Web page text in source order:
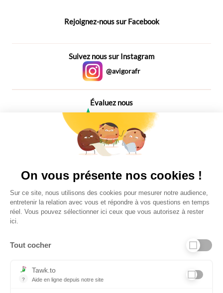
Rejoignez-nous sur Facebook
Suivez nous sur Instagram
@avigorafr
Évaluez nous
Plus de 650 Avis
On vous présente nos cookies !
Sur ce site, nous utilisons des cookies pour mesurer notre audience,
entretenir la relation avec vous et répondre à vos questions en temps
réel. Vous pouvez sélectionner ici ceux que vous autorisez à rester
ici.
Tout cocher
?
Tawk.to
Aide en ligne depuis notre site